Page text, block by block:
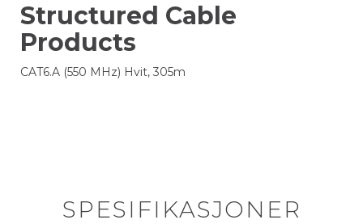
Structured Cable
Products
CAT6.A (550 MHz) Hvit, 305m
SPESIFIKASJONER